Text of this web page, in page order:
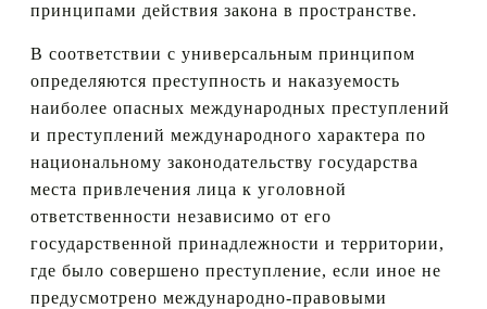
принципами действия закона в пространстве.
В соответствии с универсальным принципом
определяются преступность и наказуемость
наиболее опасных международных преступлений
и преступлений международного характера по
национальному законодательству государства
места привлечения лица к уголовной
ответственности независимо от его
государственной принадлежности и территории,
где было совершено преступление, если иное не
предусмотрено международно-правовыми